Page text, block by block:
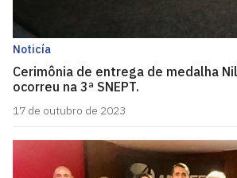
Noticía
Cerimônia de entrega de medalha
ocorreu na 3ª SNEPT.
17 de outubro de 2023